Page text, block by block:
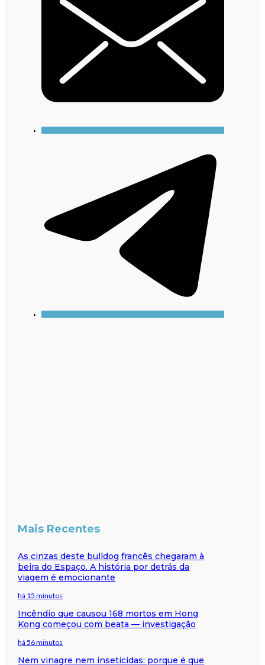
Mais Recentes
As cinzas deste bulldog francês chegaram à
beira do Espaço. A história por detrás da
viagem é emocionante
há 15 minutos
Incêndio que causou 168 mortos em Hong
Kong começou com beata — investigação
há 56 minutos
Nem vinagre nem inseticidas: porque é que